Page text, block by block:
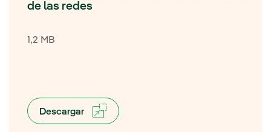
de las redes
1,2 MB
Descargar